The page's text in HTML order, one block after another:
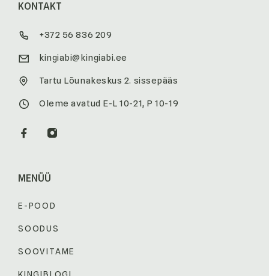
KONTAKT
+372 56 836 209
kingiabi@kingiabi.ee
Tartu Lõunakeskus 2. sissepääs
Oleme avatud E-L 10-21, P 10-19
MENÜÜ
E-POOD
SOODUS
SOOVITAME